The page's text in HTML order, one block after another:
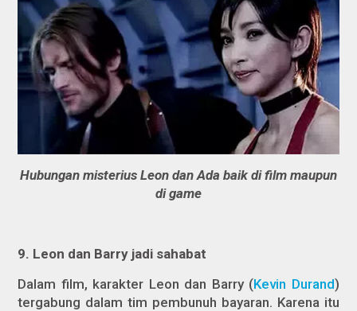
Hubungan misterius Leon dan Ada baik di film maupun
di game
9. Leon dan Barry jadi sahabat
Dalam film, karakter Leon dan Barry (Kevin Durand)
tergabung dalam tim pembunuh bayaran. Karena itu